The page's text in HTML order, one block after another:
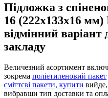
Підложка з
16 (222х133х16
відмінний
закладу
Величезний асортимент
зокрема поліетиленовий пакет
сміттєві пакети, купити
вибравши тип доставки та